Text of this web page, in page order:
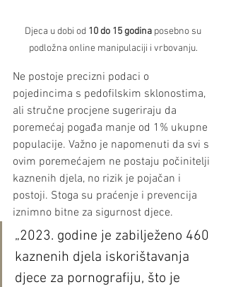
Djeca u dobi od 10 do 15 godina posebno su
podložna online manipulaciji i vrbovanju.
Ne postoje precizni podaci o
pojedincima s pedofilskim sklonostima,
ali stručne procjene sugeriraju da
poremećaj pogađa manje od 1% ukupne
populacije. Važno je napomenuti da svi s
ovim poremećajem ne postaju počinitelji
kaznenih djela, no rizik je pojačan i
postoji. Stoga su praćenje i prevencija
iznimno bitne za sigurnost djece.
„2023. godine je zabilježeno 460
kaznenih djela iskorištavanja
djece za pornografiju, što je